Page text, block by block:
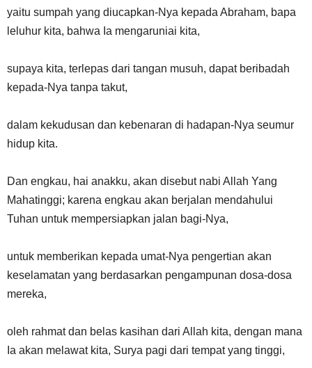
yaitu sumpah yang diucapkan-Nya kepada Abraham, bapa
leluhur kita, bahwa Ia mengaruniai kita,
supaya kita, terlepas dari tangan musuh, dapat beribadah
kepada-Nya tanpa takut,
dalam kekudusan dan kebenaran di hadapan-Nya seumur
hidup kita.
Dan engkau, hai anakku, akan disebut nabi Allah Yang
Mahatinggi; karena engkau akan berjalan mendahului
Tuhan untuk mempersiapkan jalan bagi-Nya,
untuk memberikan kepada umat-Nya pengertian akan
keselamatan yang berdasarkan pengampunan dosa-dosa
mereka,
oleh rahmat dan belas kasihan dari Allah kita, dengan mana
Ia akan melawat kita, Surya pagi dari tempat yang tinggi,